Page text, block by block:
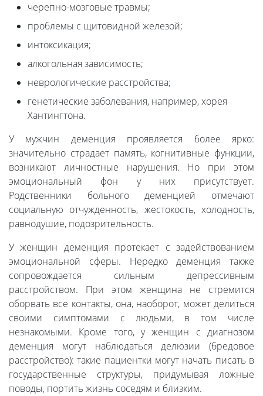
черепно-мозговые травмы;
проблемы с щитовидной железой;
интоксикация;
алкогольная зависимость;
неврологические расстройства;
генетические заболевания, например, хорея
Хантингтона.
У мужчин деменция проявляется более ярко:
значительно страдает память, когнитивные функции,
возникают личностные нарушения. Но при этом
эмоциональный фон у них присутствует.
Родственники больного деменцией отмечают
социальную отчужденность, жестокость, холодность,
равнодушие, подозрительность.
У женщин деменция протекает с задействованием
эмоциональной сферы. Нередко деменция также
сопровождается сильным депрессивным
расстройством. При этом женщина не стремится
оборвать все контакты, она, наоборот, может делиться
своими симптомами с людьми, в том числе
незнакомыми. Кроме того, у женщин с диагнозом
деменция могут наблюдаться делюзии (бредовое
расстройство): такие пациентки могут начать писать в
государственные структуры, придумывая ложные
поводы, портить жизнь соседям и близким.